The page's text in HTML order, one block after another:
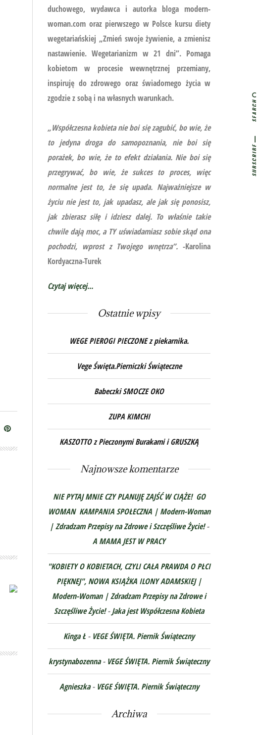
duchowego, wydawca i autorka bloga modern-
woman.com oraz pierwszego w Polsce kursu diety
wegetariańskiej „Zmień swoje żywienie, a zmienisz
nastawienie. Wegetarianizm w 21 dni”.Pomaga
kobietom w procesie wewnętrznej przemiany,
inspiruję do zdrowego oraz świadomego życia w
zgodzie z sobą i na własnych warunkach.
„Współczesna kobieta nie boi się zagubić, bo wie, że
to jedyna droga do samopoznania, nie boi się
porażek, bo wie, że to efekt działania. Nie boi się
przegrywać, bo wie, że sukces to proces, więc
normalne jest to, że się upada. Najważniejsze w
życiu nie jest to, jak upadasz, ale jak się ponosisz,
jak zbierasz siłę i idziesz dalej. To właśnie takie
chwile dają moc, a TY uświadamiasz sobie skąd ona
pochodzi, wprost z Twojego wnętrza”. -Karolina
Kordyaczna-Turek
Czytaj więcej...
Ostatnie wpisy
WEGE PIEROGI PIECZONE z piekarnika.
Vege Święta.Pierniczki Świąteczne
Babeczki SMOCZE OKO
ZUPA KIMCHI
KASZOTTO z Pieczonymi Burakami i GRUSZKĄ
Najnowsze komentarze
NIE PYTAJ MNIE CZY PLANUJĘ ZAJŚĆ W CIĄŻE! GO
WOMAN KAMPANIA SPOŁECZNA | Modern-Woman
| Zdradzam Przepisy na Zdrowe i Szczęśliwe Życie!-
A MAMA JEST W PRACY
"KOBIETY O KOBIETACH, CZYLI CAŁA PRAWDA O PŁCI
PIĘKNEJ", NOWA KSIĄŻKA ILONY ADAMSKIEJ |
Modern-Woman | Zdradzam Przepisy na Zdrowe i
Szczęśliwe Życie!-Jaka jest Współczesna Kobieta
Kinga Ł - VEGE ŚWIĘTA. Piernik Świąteczny
krystynabozenna- VEGE ŚWIĘTA. Piernik Świąteczny
Agnieszka- VEGE ŚWIĘTA. Piernik Świąteczny
Archiwa
SEARCH
SUBSCRIBE